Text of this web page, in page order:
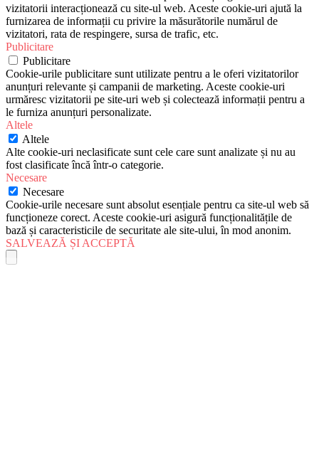
vizitatorii interacționează cu site-ul web. Aceste cookie-uri ajută la
furnizarea de informații cu privire la măsurătorile numărul de
vizitatori, rata de respingere, sursa de trafic, etc.
Publicitare
Publicitare
Cookie-urile publicitare sunt utilizate pentru a le oferi vizitatorilor
anunțuri relevante și campanii de marketing. Aceste cookie-uri
urmăresc vizitatorii pe site-uri web și colectează informații pentru a
le furniza anunțuri personalizate.
Altele
Altele
Alte cookie-uri neclasificate sunt cele care sunt analizate și nu au
fost clasificate încă într-o categorie.
Necesare
Necesare
Cookie-urile necesare sunt absolut esențiale pentru ca site-ul web să
funcționeze corect. Aceste cookie-uri asigură funcționalitățile de
bază și caracteristicile de securitate ale site-ului, în mod anonim.
SALVEAZĂ ȘI ACCEPTĂ